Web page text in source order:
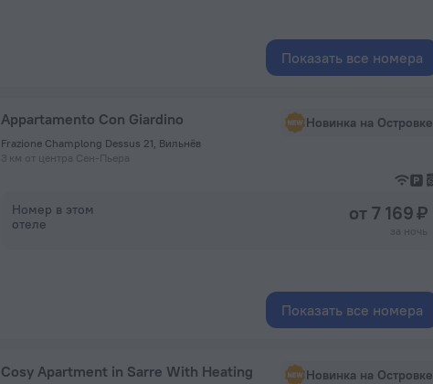
Показать все номера
Appartamento Con Giardino
Frazione Champlong Dessus 21, Вильнёв
3 км от центра Сен-Пьера
Новинка на Островке
Номер в этом
отеле
от 7 169 ₽
Показать все номера
Cosy Apartment in Sarre With Heating Новинка на Островке